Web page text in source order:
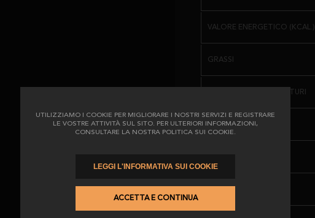
UTILIZZIAMO I COOKIE PER MIGLIORARE I NOSTRI SERVIZI E REGISTRARE
LE VOSTRE ATTIVITÀ SUL SITO. PER ULTERIORI INFORMAZIONI,
CONSULTARE LA NOSTRA POLITICA SUI COOKIE.
ACCETTA E CONTINUA
VALORE ENERGETICO (KCAL.)
GRASSI
DI CUI ACIDI GRASSI SATURI
CARBOIDRATI
LEGGI L'INFORMATIVA SUI COOKIE